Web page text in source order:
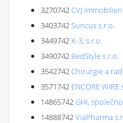
3270742CVJ
3403742Suncus s.r.o.
3449742 K-3, s.r.o.
3490742 BedStyle s.r.o.
3542742Chirurgie a
3571742 ENCORE WIRE
14865742GHI,
14888742ViaPharma